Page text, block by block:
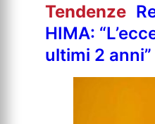
Tendenze
HIMA:
ultimi 2 anni”